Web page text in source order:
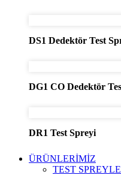
DS1 Dedektör Test
DG1 CO Dedektör
DR1 Test Spreyi
ÜRÜNLERİMİZ
TEST